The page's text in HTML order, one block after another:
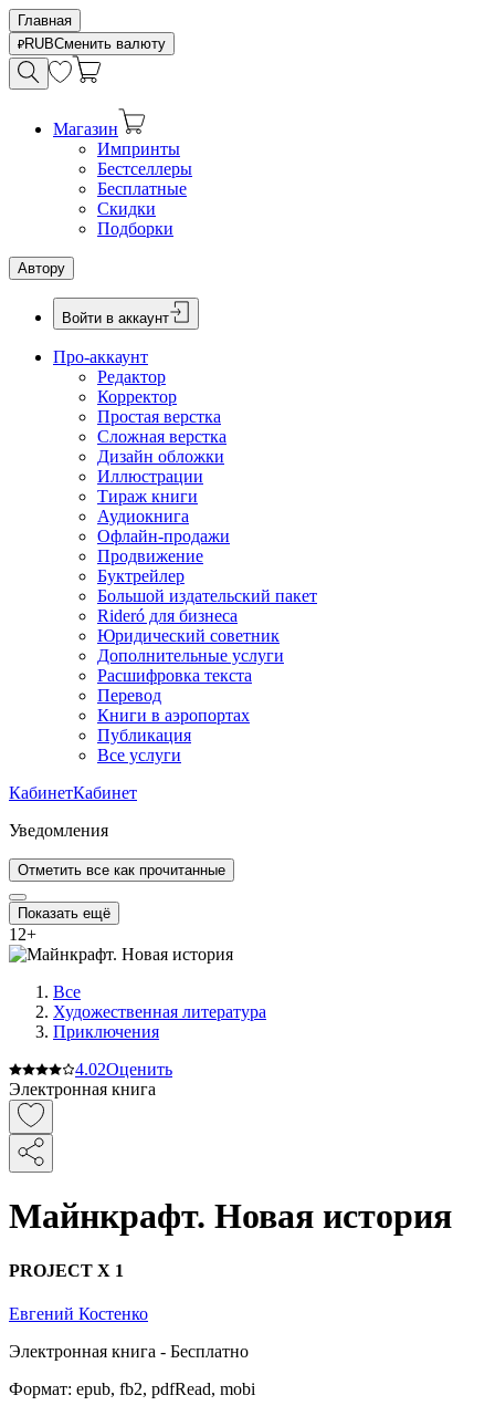
Главная
RUBСменить валюту
Магазин
Импринты
Бестселлеры
Бесплатные
Скидки
Подборки
Автору
Войти в аккаунт
Про-аккаунт
Редактор
Корректор
Простая верстка
Сложная верстка
Дизайн обложки
Иллюстрации
Тираж книги
Аудиокнига
Офлайн-продажи
Продвижение
Буктрейлер
Большой издательский пакет
Rideró для бизнеса
Юридический советник
Дополнительные услуги
Расшифровка текста
Перевод
Книги в аэропортах
Публикация
Все услуги
КабинетКабинет
Уведомления
Отметить все как прочитанные
Показать ещё
12+
Все
Художественная литература
Приключения
4.02Оценить
Электронная книга
Майнкрафт. Новая история
PROJECT X 1
Евгений Костенко
Электронная книга - Бесплатно
Формат: epub, fb2, pdfRead, mobi